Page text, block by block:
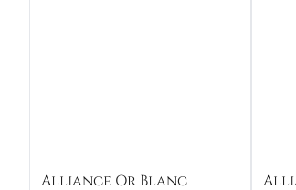
Alliance Or Blanc